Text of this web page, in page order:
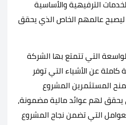
الترفيهية والأساسية
ليصبح عالمهم الخاص الذي يحقق
التي تتمتع بها الشركة
كاملة عن الأشياء التي توفر
المستثمرين المشروع
يحقق لهم عوائد مالية مضمونة،
التي تضمن نجاح المشروع